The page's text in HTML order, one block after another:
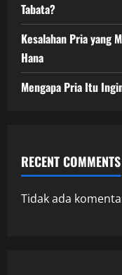
Tabata?
Kesalahan Pria yang
Hana
Mengapa Pria Itu
RECENT COMMENTS
Tidak ada